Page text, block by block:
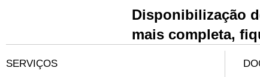
Disponibilização
mais completa,
SERVIÇOS